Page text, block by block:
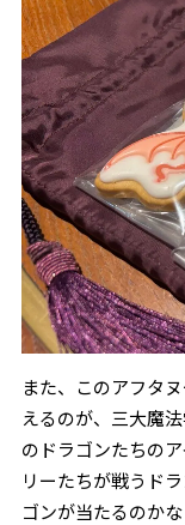
また、このアフタ
えるのが、三大魔
のドラゴンたちの
リーたちが戦うド
ゴンが当たるのか